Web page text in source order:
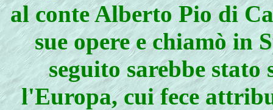
al conte Alberto Pio di
sue opere e chiamò in
seguito sarebbe
l'Europa, cui fece